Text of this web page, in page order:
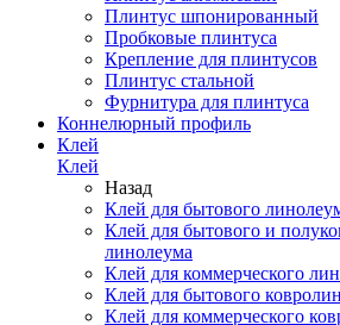
Плинтус шпонированный
Пробковые плинтуса
Крепление для плинтусов
Плинтус стальной
Фурнитура для плинтуса
Коннелюрный профиль
Клей
Клей
Назад
Клей для бытового
Клей для бытового и
линолеума
Клей для коммерческого
Клей для бытового
Клей для коммерческого